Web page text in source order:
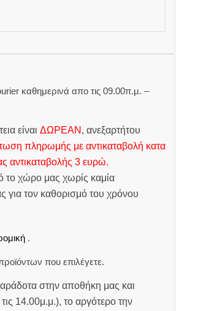
καθημερινά απο τις 09.00π.μ. –
είναι ΔΩΡΕΑΝ , ανεξαρτήτου
πληρωμής με αντικαταβολή κατα
αντικαταβολής 3 ευρώ.
το χώρο μας χωρίς καμία
για τον καθορισμό του χρόνου
.
που επιλέγετε.
στην αποθήκη μας και
14.00μ.μ.), το αργότερο την